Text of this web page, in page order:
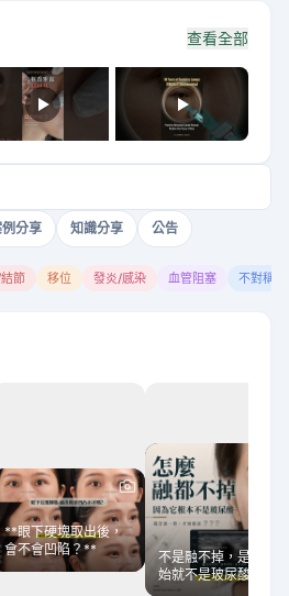
查看全部
分享 知識分享 公告
節 移位 發炎/感染 血管阻塞 不對稱
**眼下硬塊取出後，
會不會凹陷？**
不是融不掉，是一開
始就不是玻尿酸